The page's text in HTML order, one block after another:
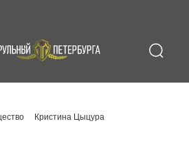
Кристина Цыцура